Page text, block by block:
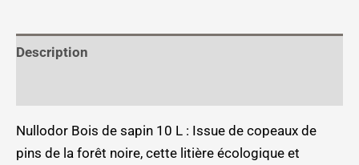
Description
Nullodor Bois de sapin 10 L : Issue de copeaux de
pins de la forêt noire, cette litière écologique et